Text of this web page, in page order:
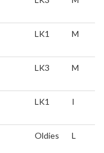
LK1 M
LK3 M
LK1 I
Oldies L